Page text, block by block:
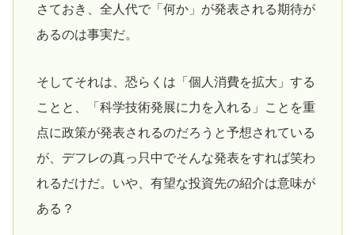
さておき、全人代で「何か」が発表される期待が
あるのは事実だ。
そしてそれは、恐らくは「個人消費を拡大」する
ことと、「科学技術発展に力を入れる」ことを重
点に政策が発表されるのだろうと予想されている
が、デフレの真っ只中でそんな発表をすれば笑わ
れるだけだ。いや、有望な投資先の紹介は意味が
ある？